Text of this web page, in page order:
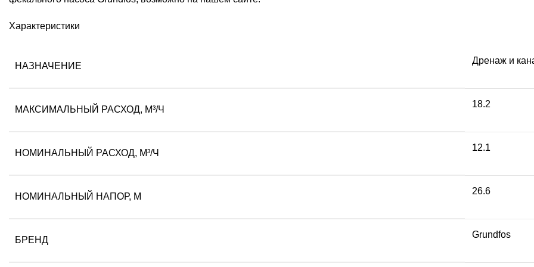
Характеристики
НАЗНАЧЕНИЕ
Дренаж и
МАКСИМАЛЬНЫЙ РАСХОД, М³/Ч
18.2
НОМИНАЛЬНЫЙ РАСХОД, М³/Ч
12.1
НОМИНАЛЬНЫЙ НАПОР, М
26.6
БРЕНД
Grundfos